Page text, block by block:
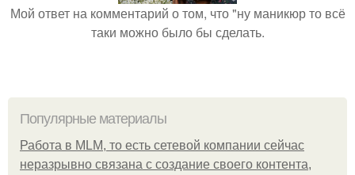
Мой ответ на комментарий о том, что "ну маникюр то всё
таки можно было бы сделать.
Популярные материалы
Работа в MLM, то есть сетевой компании сейчас
неразрывно связана с создание своего контента,